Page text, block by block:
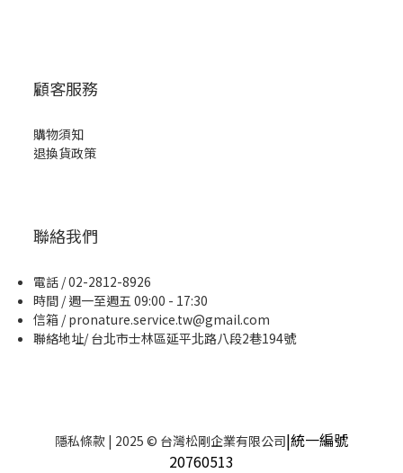
顧客服務
購物須知
退換貨政策
聯絡我們
電話 / 02-2812-8926
時間 / 週一至週五 09:00 - 17:30
信箱 / pronature.service.tw@gmail.com
聯絡地址/ 台北市士林區延平北路八段2巷194號
隱私條款 | 2025 © 台灣松剛企業有限公司|統一編號
20760513